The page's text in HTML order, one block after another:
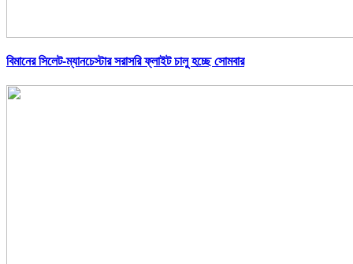
বিমানের সিলেট-ম্যানচেস্টার সরাসরি ফ্লাইট চালু হচ্ছে সোমবার